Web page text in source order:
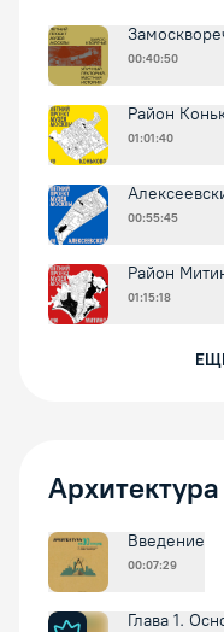
00:40:50
Район
01:01:40
00:55:45
Район
01:15:18
Введение
00:07:29
Глава 1.